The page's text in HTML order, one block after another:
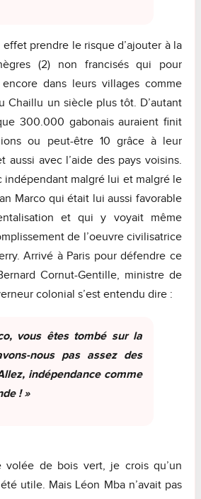
prendre le risque d’ajouter à la
(2) non francisés qui pour
dans leurs villages comme
Chaillu un siècle plus tôt. D’autant
300.000 gabonais auraient finit
ou peut-être 10 grâce à leur
aussi avec l’aide des pays voisins.
indépendant malgré lui et malgré le
Marco qui était lui aussi favorable
et qui y voyait même
de l’oeuvre civilisatrice
Arrivé à Paris pour défendre ce
Cornut-Gentille, ministre de
colonial s’est entendu dire :
vous êtes tombé sur la
nous pas assez des
indépendance comme
! »
volée de bois vert, je crois qu’un
utile. Mais Léon Mba n’avait pas